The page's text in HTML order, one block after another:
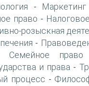
- Маркетинг
право -
розыскная
-
Семейное право
и права -
процесс -